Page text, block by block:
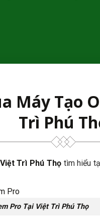
Máy Tạo
Trì Phú
Trì Phú Thọtìm hiểu
Pro Tại Việt Trì Phú Thọ